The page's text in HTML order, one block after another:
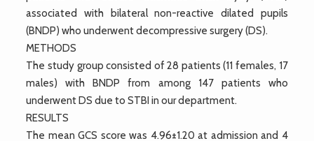
associated with bilateral non-reactive dilated pupils
(BNDP) who underwent decompressive surgery (DS).
METHODS
The study group consisted of 28 patients (11 females, 17
males) with BNDP from among 147 patients who
underwent DS due to STBI in our department.
RESULTS
The mean GCS score was 4.96±1.20 at admission and 4